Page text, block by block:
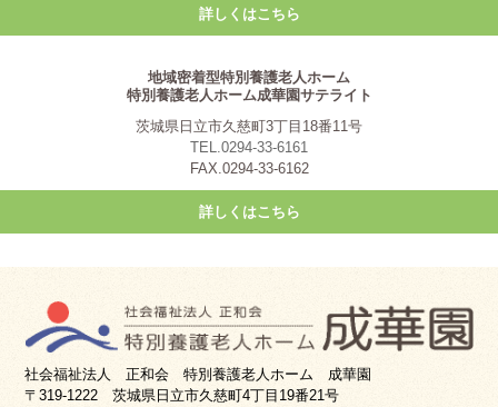
詳しくはこちら
地域密着型特別養護老人ホーム
特別養護老人ホーム成華園サテライト
茨城県日立市久慈町3丁目18番11号
TEL.0294-33-6161
FAX.0294-33-6162
詳しくはこちら
社会福祉法人 正和会 特別養護老人ホーム 成華園
〒319-1222 茨城県日立市久慈町4丁目19番21号